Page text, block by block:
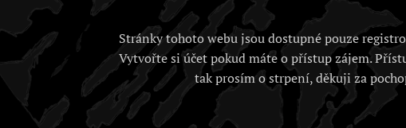
Stránky tohoto webu jsou dostupné pouze
Vytvořte si účet pokud máte o přístup zájem.
tak prosím o strpení, děkuji za